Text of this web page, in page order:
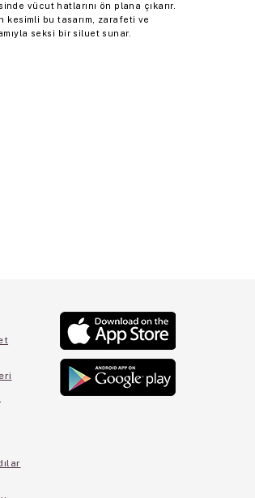
vücut hatlarını ön plana çıkarır.
kesimli bu tasarım, zarafeti ve
seksi bir siluet sunar.